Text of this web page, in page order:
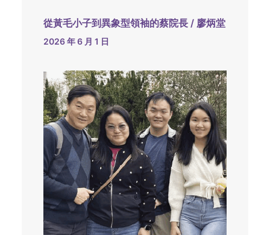
從黃毛小子到異象型領袖的蔡院長 / 廖炳堂
2026 年 6 月 1 日